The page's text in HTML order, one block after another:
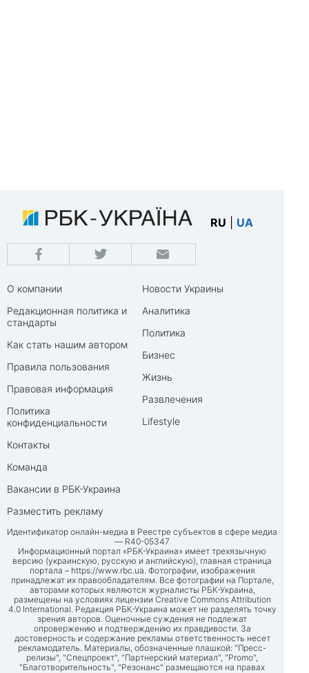
RU UA
О компании
Редакционная политика и
стандарты
Как стать нашим автором
Правила пользования
Правовая информация
Политика
конфиденциальности
Контакты
Команда
Вакансии в РБК-Украина
Разместить рекламу
Новости Украины
Аналитика
Политика
Бизнес
Жизнь
Развлечения
Lifestyle
Идентификатор онлайн-медиа в Реестре субъектов в сфере медиа
— R40-05347
Информационный портал «РБК-Украина» имеет трехязычную
версию (украинскую, русскую и английскую), главная страница
портала – https://www.rbc.ua. Фотографии, изображения
принадлежат их правообладателям. Все фотографии на Портале,
авторами которых являются журналисты РБК-Украина,
размещены на условиях лицензии Creative Commons Attribution
4.0 International. Редакция РБК-Украина может не разделять точку
зрения авторов. Оценочные суждения не подлежат
опровержению и подтверждению их правдивости. За
достоверность и содержание рекламы ответственность несет
рекламодатель. Материалы, обозначенные плашкой: "Пресс-
релизы", "Спецпроект", "Партнерский материал", "Promo",
"Благотворительность", "Резонанс" размещаются на правах